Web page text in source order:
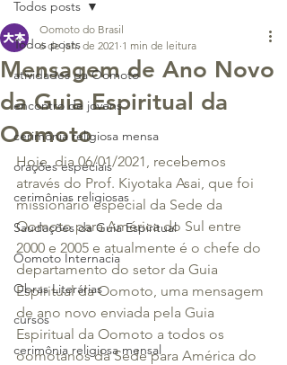
Todos posts
atividades da Oomoto
encontro de jovens
cerimônia religiosa mensa
orações especiais
cerimônias religiosas
Saudações da Guia Espiritual
Oomoto Internacia
Obras Literárias
cursos
cerimônia religiosa mensal
Todos posts
Mensagem de Ano Novo
da Guia Espiritual da
Oomoto
Oomoto do Brasil
6 de jan. de 2021 1 min de leitura
Hoje, dia 06/01/2021, recebemos
através do Prof. Kiyotaka Asai, que foi
missionário especial da Sede da
Oomoto para América do Sul entre
2000 e 2005 e atualmente é o chefe do
departamento do setor da Guia
Espiritual da Oomoto, uma mensagem
de ano novo enviada pela Guia
Espiritual da Oomoto a todos os
oomotanos da Sede para América do